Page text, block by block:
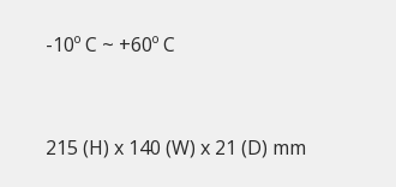
-10º C ~ +60º C
215 (H) x 140 (W) x 21 (D) mm